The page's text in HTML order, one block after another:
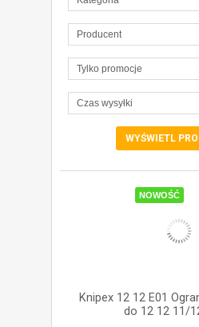
Producent
Tylko promocje
Czas wysyłki
ZOBACZ
NOWOŚĆ
Knipex 12 12 E01
do 12 12 11/